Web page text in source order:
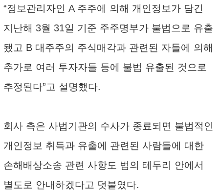
“정보관리자인 A 주주에 의해 개인정보가 담긴
지난해 3월 31일 기준 주주명부가 불법으로 유출
됐고 B 대주주의 주식매각과 관련된 자들에 의해
추가로 여러 투자자들 등에 불법 유출된 것으로
추정된다”고 설명했다.
회사 측은 사법기관의 수사가 종료되면 불법적인
개인정보 취득과 유출에 관련된 사람들에 대한
손해배상소송 관련 사항도 법의 테두리 안에서
별도로 안내하겠다고 덧붙였다.